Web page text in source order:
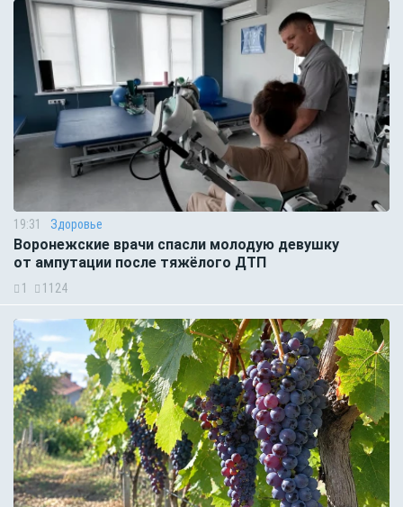
19:31 Здоровье
Воронежские врачи спасли молодую девушку
от ампутации после тяжёлого ДТП
1 1124